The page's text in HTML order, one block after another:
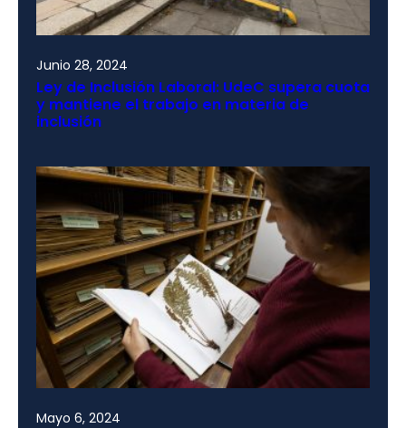
Junio 28, 2024
Ley de Inclusión Laboral: UdeC supera cuota
y mantiene el trabajo en materia de
inclusión
Mayo 6, 2024